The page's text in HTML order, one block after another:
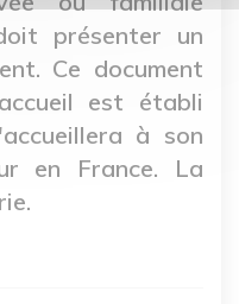
présenter un
Ce document
est établi
à son
en France. La